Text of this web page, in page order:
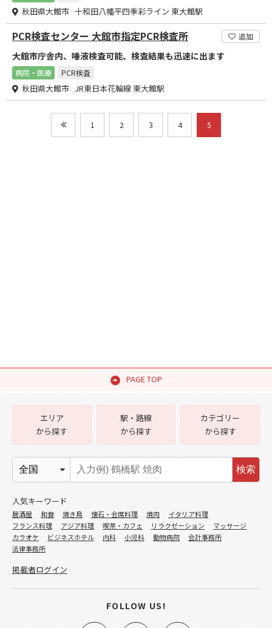
秋田県大館市 十和田八幡平四季彩ライン 東大館駅
PCR検査センター 大館市指定PCR検査所 追加
大館市庁舎内、唾液検査可能、検査結果も迅速に出ます
病院・医療 PCR検査
秋田県大館市 JR東日本花輪線 東大館駅
1 2 3 4 5
PAGE TOP
エリア
から探す
駅・路線
から探す
カテゴリー
から探す
検索
人気キーワード
居酒屋 和食 焼き鳥 懐石・会席料理 焼肉
イタリア料理
フランス料理
アジア料理 喫茶・カフェ リラクゼーション
マッサージ
カラオケ
ビジネスホテル 内科 小児科 動物病院
会計事務所
法律事務所
掲載者ログイン
FOLLOW US!